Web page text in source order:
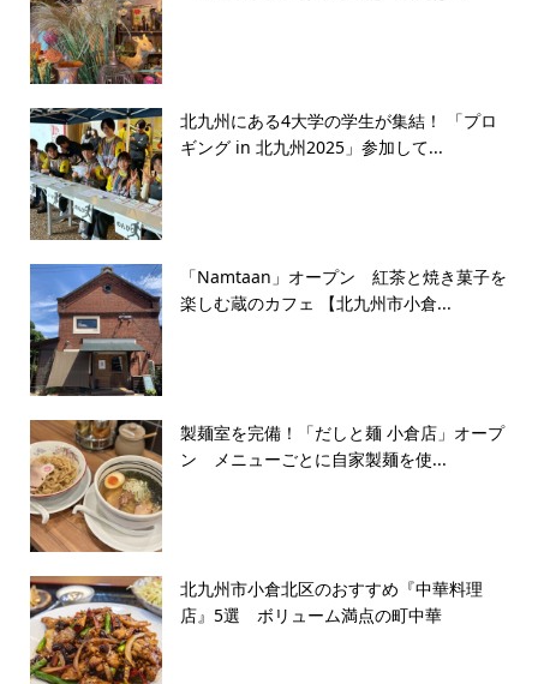
北九州にある4大学の学生が集結！ 「プロ
ギング in 北九州2025」参加して...
「Namtaan」オープン 紅茶と焼き菓子を
楽しむ蔵のカフェ 【北九州市小倉...
製麺室を完備！「だしと麺 小倉店」オープ
ン メニューごとに自家製麺を使...
北九州市小倉北区のおすすめ『中華料理
店』5選 ボリューム満点の町中華